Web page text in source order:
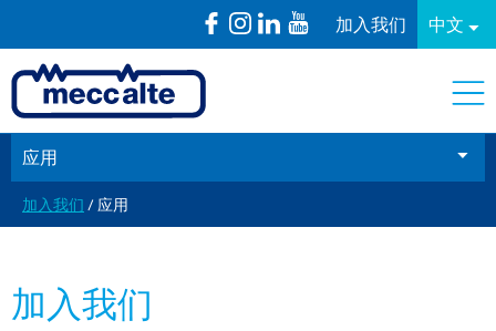
加入我们 中文
应用
加入我们/ 应用
加入我们